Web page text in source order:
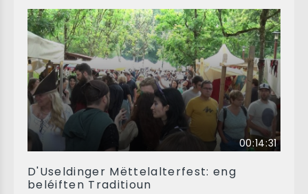
00:14:31
D'Useldinger Mëttelalterfest: eng
beléiften Traditioun